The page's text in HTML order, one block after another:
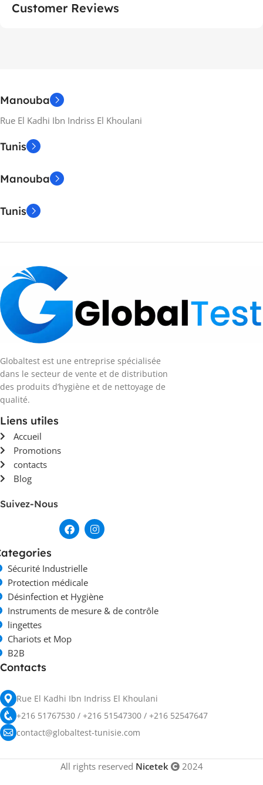
Customer Reviews
Manouba
Rue El Kadhi Ibn Indriss El Khoulani
Tunis
Manouba
Tunis
Globaltest est une entreprise spécialisée
dans le secteur de vente et de distribution
des produits d’hygiène et de nettoyage de
qualité.
Liens utiles
Accueil
Promotions
contacts
Blog
Suivez-Nous
Sécurité Industrielle
Protection médicale
Désinfection et Hygiène
Instruments de mesure & de contrôle
lingettes
Chariots et Mop
B2B
Contacts
Rue El Kadhi Ibn Indriss El Khoulani
+216 51767530 / +216 51547300 / +216 52547647
contact@globaltest-tunisie.com
All rights reserved Nicetek 2024